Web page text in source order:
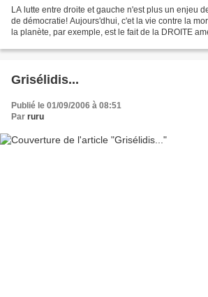
LA lutte entre droite et gauche n'est plus un enjeu
de démocratie! Aujours'dhui, c'et la vie contre la
la planète, par exemple, est le fait de la DROITE
Grisélidis...
Publié le 01/09/2006 à 08:51
Par ruru